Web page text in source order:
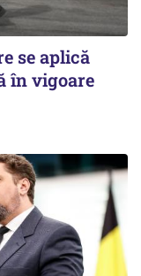
se aplică
în vigoare